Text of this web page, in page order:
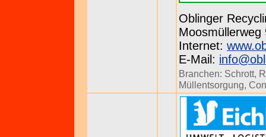
Oblinger
Moosmüllerweg
Internet:
E-Mail:
Branchen: Schrott,
Müllentsorgung,